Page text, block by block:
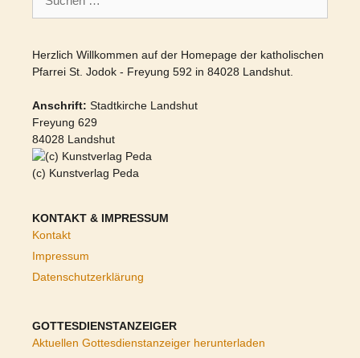
nach:
Herzlich Willkommen auf der Homepage der katholischen
Pfarrei St. Jodok - Freyung 592 in 84028 Landshut.
Anschrift: Stadtkirche Landshut
Freyung 629
84028 Landshut
(c) Kunstverlag Peda
KONTAKT & IMPRESSUM
Kontakt
Impressum
Datenschutzerklärung
GOTTESDIENSTANZEIGER
Aktuellen Gottesdienstanzeiger herunterladen